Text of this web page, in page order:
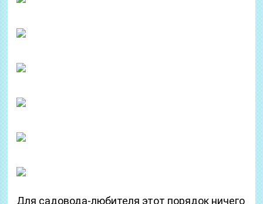
Для садовода-любителя этот порядок ничего